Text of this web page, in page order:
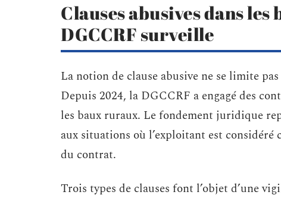
Clauses abusives dans
DGCCRF surveille
La notion de clause abusive ne se limite
Depuis 2024, la DGCCRF a engagé des
les baux ruraux. Le fondement juridique
aux situations où l’exploitant est
du contrat.
Trois types de clauses font l’objet d’une